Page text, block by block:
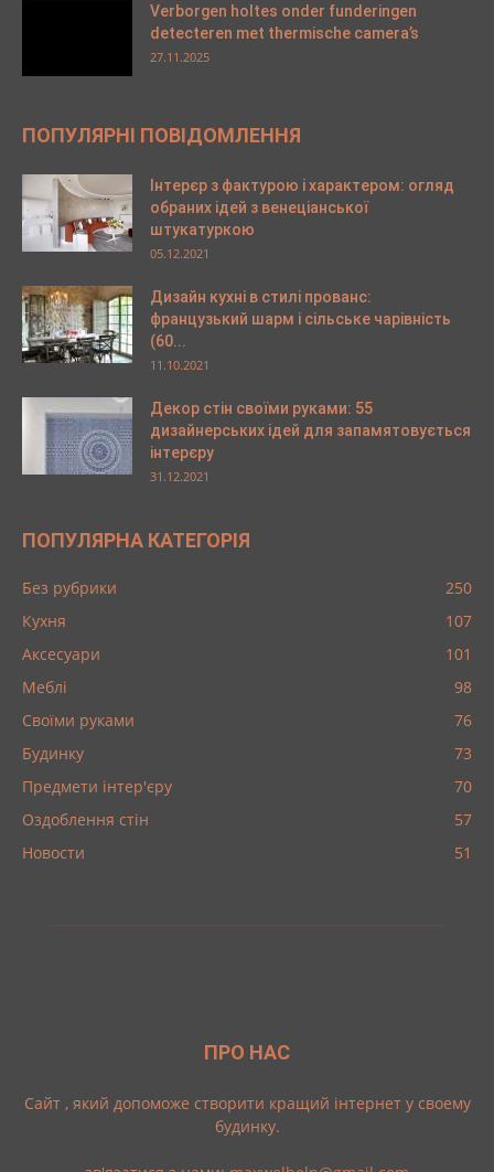
Verborgen holtes onder funderingen
detecteren met thermische camera’s
27.11.2025
ПОПУЛЯРНІ ПОВІДОМЛЕННЯ
Інтерєр з фактурою і характером: огляд
обраних ідей з венеціанської
штукатуркою
05.12.2021
Дизайн кухні в стилі прованс:
французький шарм і сільське чарівність
(60...
11.10.2021
Декор стін своїми руками: 55
дизайнерських ідей для запамятовується
інтерєру
31.12.2021
ПОПУЛЯРНА КАТЕГОРІЯ
Без рубрики
250
Кухня
107
Аксесуари
101
Меблі
98
Своїми руками
76
Будинку
73
Предмети інтер'єру
70
Оздоблення стін
57
Новости
51
ПРО НАС
Cайт , який допоможе створити кращий інтернет у своему
будинку.